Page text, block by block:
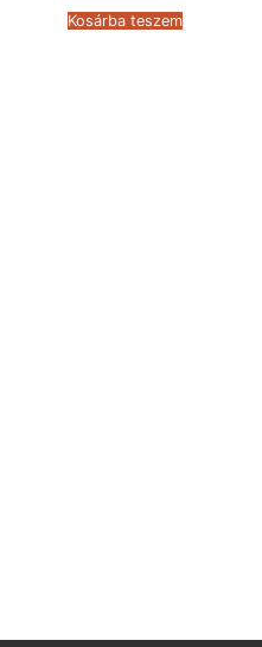
46.825 Ft.
Kosárba teszem